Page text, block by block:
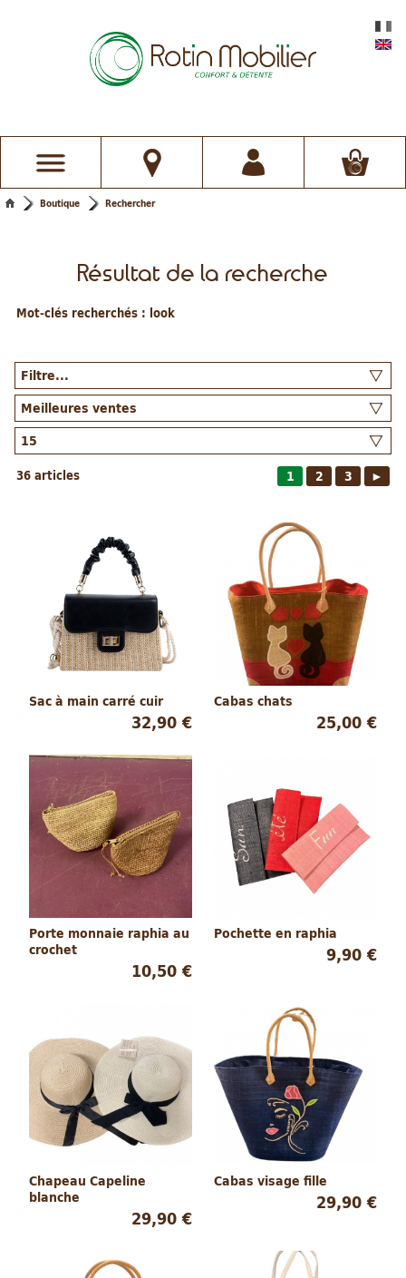
Boutique Rechercher
Résultat de la recherche
Mot-clés recherchés : look
36 articles 1 2 3 ►
Sac à main carré cuir
32,90 €
Cabas chats
25,00 €
Porte monnaie raphia au
crochet
10,50 €
Pochette en raphia
9,90 €
Chapeau Capeline
blanche
29,90 €
Cabas visage fille
29,90 €